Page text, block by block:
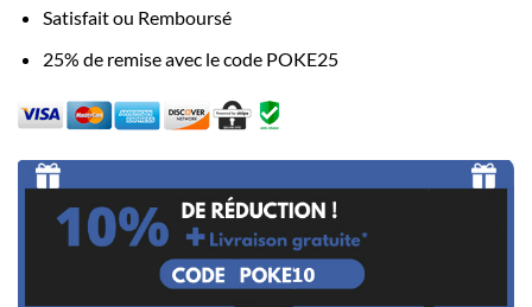
Satisfait ou Remboursé
25% de remise avec le code POKE25